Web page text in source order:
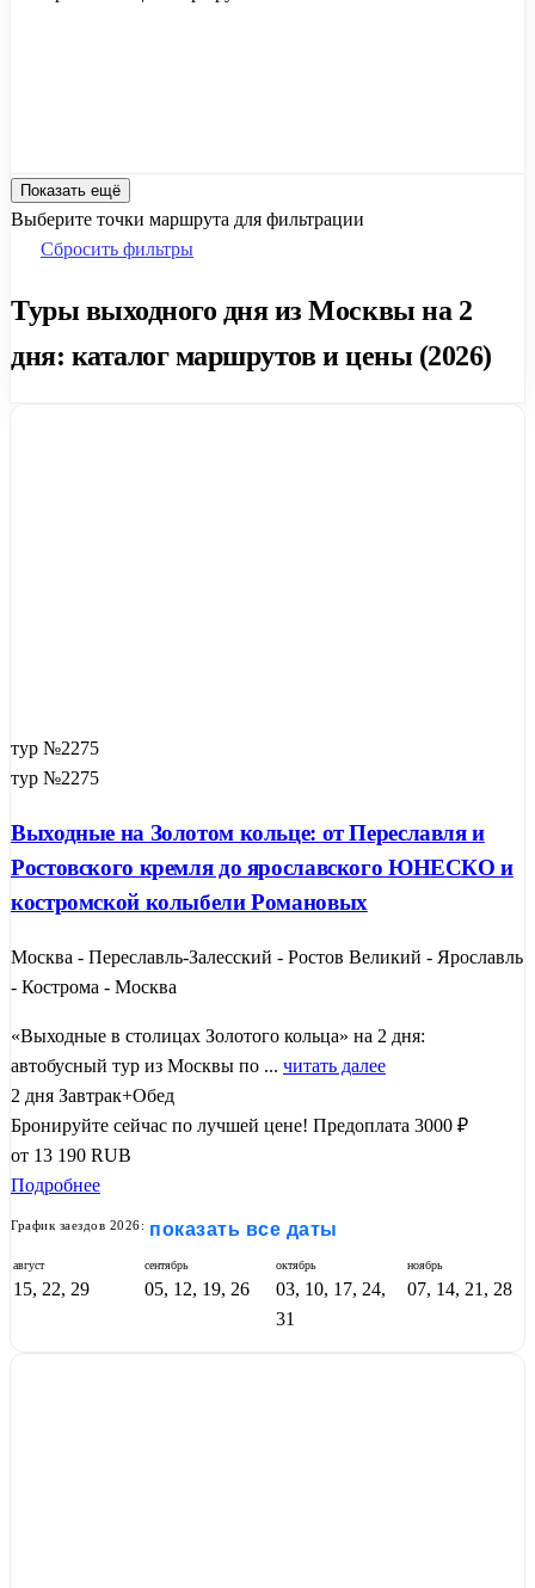
Показать ещё
Выберите точки маршрута для фильтрации
Сбросить фильтры
Туры выходного дня из Москвы на 2
дня: каталог маршрутов и цены (2026)
тур №2275
тур №2275
Выходные на Золотом кольце: от Переславля и
Ростовского кремля до ярославского ЮНЕСКО и
костромской колыбели Романовых
Москва - Переславль-Залесский - Ростов Великий - Ярославль
- Кострома - Москва
«Выходные в столицах Золотого кольца» на 2 дня:
автобусный тур из Москвы по ... читать далее
2 дня Завтрак+Обед
Бронируйте сейчас по лучшей цене! Предоплата 3000 ₽
от 13 190 RUB
Подробнее
График заездов 2026: показать все даты
август
15, 22, 29
сентябрь
05, 12, 19, 26
октябрь
03, 10, 17, 24,
31
ноябрь
07, 14, 21, 28